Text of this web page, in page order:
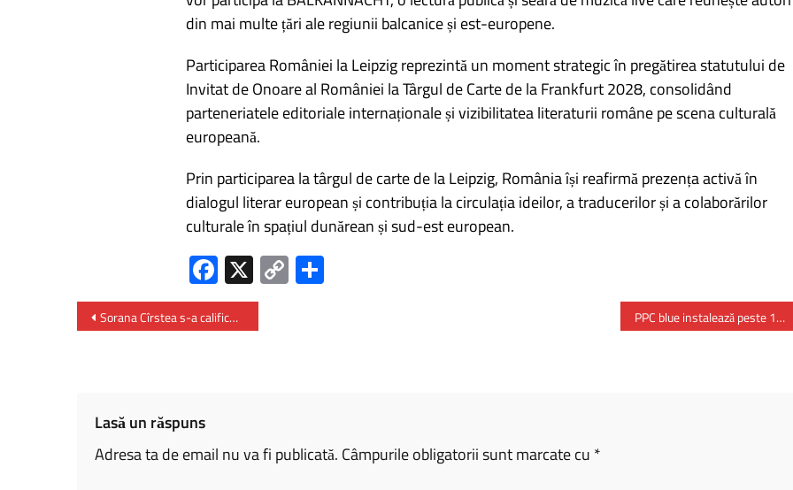
din mai multe țări ale regiunii balcanice și est-europene.
Participarea României la Leipzig reprezintă un moment strategic în pregătirea statutului de
Invitat de Onoare al României la Târgul de Carte de la Frankfurt 2028, consolidând
parteneriatele editoriale internaționale și vizibilitatea literaturii române pe scena culturală
europeană.
Prin participarea la târgul de carte de la Leipzig, România își reafirmă prezența activă în
dialogul literar european și contribuția la circulația ideilor, a traducerilor și a colaborărilor
culturale în spațiul dunărean și sud-est european.
Fa
ce
b
X C
o
P
Sorana Cîrstea s-a calificat în turul al doilea la Miami Open PPC blue instalează peste 100 de puncte de încărcare în 9 magazine Selgros
Lasă un răspuns
Adresa ta de email nu va fi publicată. Câmpurile obligatorii sunt marcate cu *